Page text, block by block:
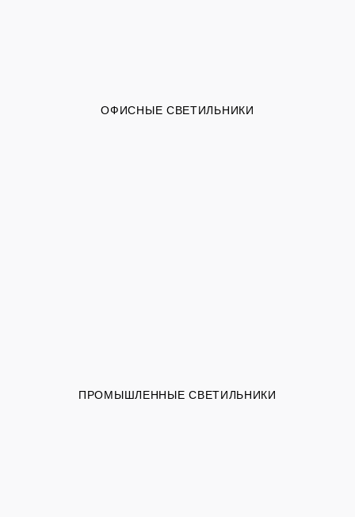
ОФИСНЫЕ СВЕТИЛЬНИКИ
ПРОМЫШЛЕННЫЕ СВЕТИЛЬНИКИ